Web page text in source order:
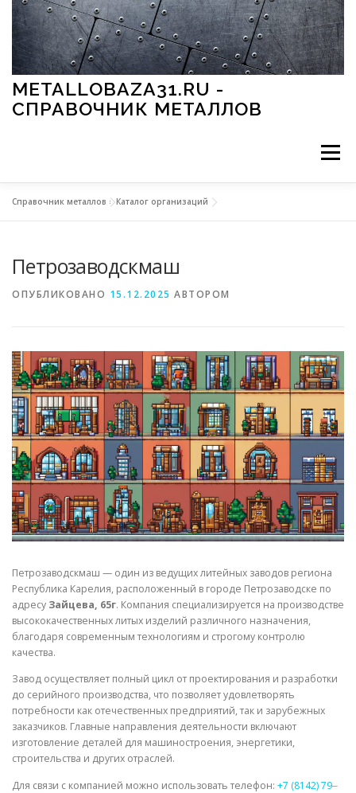
Перейти к содержимому
METALLOBAZA31.RU -
СПРАВОЧНИК МЕТАЛЛОВ
Меню
МЕТАЛЛЫ И ОКРУЖАЮЩАЯ СРЕДА
СВОЙСТВА МЕТАЛЛОВ СОРТА МЕТАЛЛОВ
СТАТЬИ
Справочник металлов »Каталог организаций
Петрозаводскмаш
ОПУБЛИКОВАНО 15.12.2025 АВТОРОМ
Петрозаводскмаш — один из ведущих литейных заводов региона
Республика Карелия, расположенный в городе Петрозаводске по
адресу Зайцева, 65г. Компания специализируется на производстве
высококачественных литых изделий различного назначения,
благодаря современным технологиям и строгому контролю
качества.
Завод осуществляет полный цикл от проектирования и разработки
до серийного производства, что позволяет удовлетворять
потребности как отечественных предприятий, так и зарубежных
заказчиков. Главные направления деятельности включают
изготовление деталей для машиностроения, энергетики,
строительства и других отраслей.
Для связи с компанией можно использовать телефон: +7 (8142) 79‒